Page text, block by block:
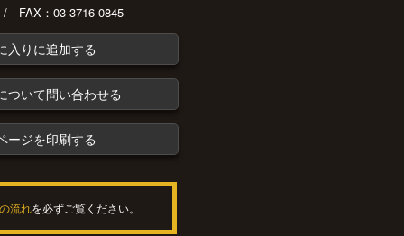
FAX：03-3716-0845
入りに追加する
ついて問い合わせる
ージを印刷する
流れを必ずご覧ください。